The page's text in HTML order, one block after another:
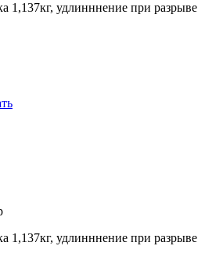
1,137кг, удлинннение при разрыве
1,137кг, удлинннение при разрыве